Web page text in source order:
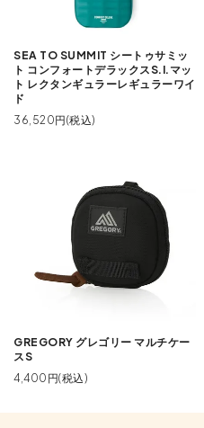
SEA TO SUMMIT シートゥサミッ
ト コンフォートデラックスS.I.マッ
ト レクタンギュラーレギュラーワイ
ド
36,520円(税込)
GREGORY グレゴリー マルチケー
スS
4,400円(税込)